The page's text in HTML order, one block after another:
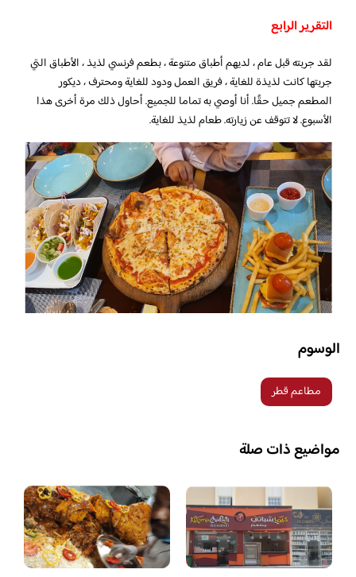
التقرير الرابع
لقد جربته قبل عام ، لديهم أطباق متنوعة ، بطعم فرنسي لذيذ ، الأطباق التي
جربتها كانت لذيذة للغاية ، فريق العمل ودود للغاية ومحترف ، ديكور
المطعم جميل حقًا. أنا أوصي به تماما للجميع. أحاول ذلك مرة أخرى هذا
الأسبوع. لا تتوقف عن زيارته. طعام لذيذ للغاية.
الوسوم
مطاعم قطر
مواضيع ذات صلة